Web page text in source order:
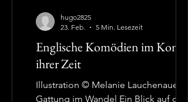
Englische Komödien im
ihrer Zeit
Illustration © Melanie Lauchenauer Die
Gattung im Wandel Ein Blick auf die
hugo2825
23. Feb.
5 Min. Lesezeit